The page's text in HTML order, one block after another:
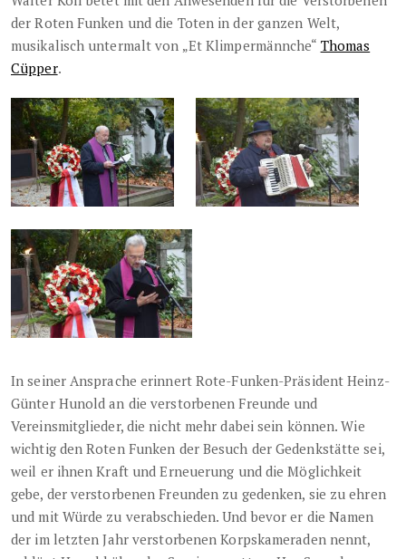
der Roten Funken und die Toten in der ganzen Welt,
musikalisch untermalt von „Et Klimpermännche“ Thomas
Cüpper.
In seiner Ansprache erinnert Rote-Funken-Präsident Heinz-
Günter Hunold an die verstorbenen Freunde und
Vereinsmitglieder, die nicht mehr dabei sein können. Wie
wichtig den Roten Funken der Besuch der Gedenkstätte sei,
weil er ihnen Kraft und Erneuerung und die Möglichkeit
gebe, der verstorbenen Freunden zu gedenken, sie zu ehren
und mit Würde zu verabschieden. Und bevor er die Namen
der im letzten Jahr verstorbenen Korpskameraden nennt,